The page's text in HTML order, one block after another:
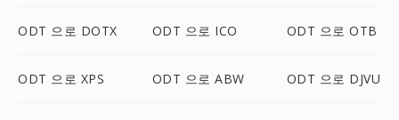
ODT 으로 DOTX ODT 으로 ICO ODT 으로 OTB
ODT 으로 XPS ODT 으로 ABW ODT 으로 DJVU